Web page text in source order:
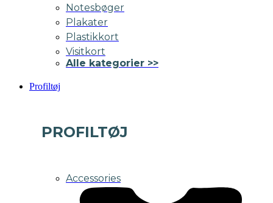
Notesbøger
Plakater
Plastikkort
Visitkort
Alle kategorier >>
Profiltøj
PROFILTØJ
Accessories